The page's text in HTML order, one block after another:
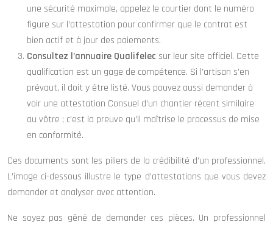
une sécurité maximale, appelez le courtier dont le numéro
figure sur l’attestation pour confirmer que le contrat est
bien actif et à jour des paiements.
Consultez l’annuaire Qualifelec sur leur site officiel. Cette
qualification est un gage de compétence. Si l’artisan s’en
prévaut, il doit y être listé. Vous pouvez aussi demander à
voir une attestation Consuel d’un chantier récent similaire
au vôtre ; c’est la preuve qu’il maîtrise le processus de mise
en conformité.
Ces documents sont les piliers de la crédibilité d’un professionnel.
L’image ci-dessous illustre le type d’attestations que vous devez
demander et analyser avec attention.
Ne soyez pas gêné de demander ces pièces. Un professionnel